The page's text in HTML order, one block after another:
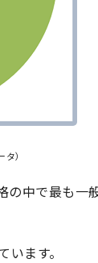
）
の中で最も一
ます。